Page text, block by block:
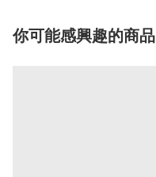
你可能感興趣的商品